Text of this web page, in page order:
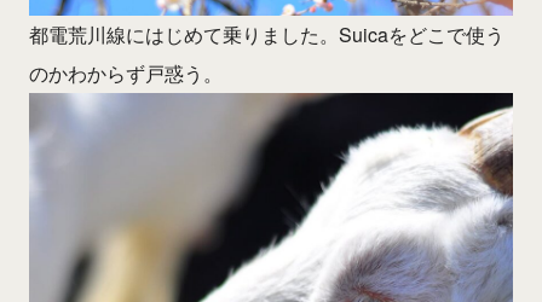
都電荒川線にはじめて乗りました。Suicaをどこで使う
のかわからず戸惑う。